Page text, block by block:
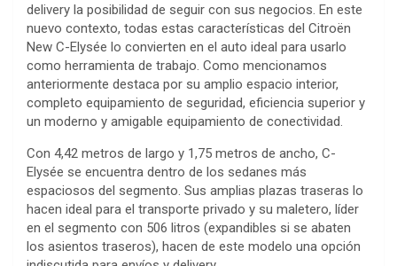
delivery la posibilidad de seguir con sus negocios. En este
nuevo contexto, todas estas características del Citroën
New C-Elysée lo convierten en el auto ideal para usarlo
como herramienta de trabajo. Como mencionamos
anteriormente destaca por su amplio espacio interior,
completo equipamiento de seguridad, eficiencia superior y
un moderno y amigable equipamiento de conectividad.
Con 4,42 metros de largo y 1,75 metros de ancho, C-
Elysée se encuentra dentro de los sedanes más
espaciosos del segmento. Sus amplias plazas traseras lo
hacen ideal para el transporte privado y su maletero, líder
en el segmento con 506 litros (expandibles si se abaten
los asientos traseros), hacen de este modelo una opción